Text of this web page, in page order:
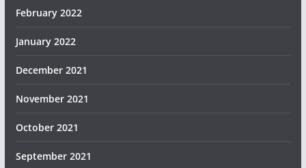
February 2022
January 2022
December 2021
November 2021
October 2021
September 2021